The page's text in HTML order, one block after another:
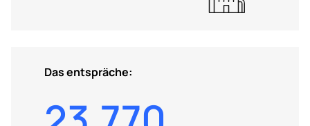
Das entspräche: